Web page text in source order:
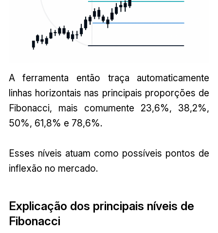
A ferramenta então traça automaticamente
linhas horizontais nas principais proporções de
Fibonacci, mais comumente 23,6%, 38,2%,
50%, 61,8% e 78,6%.
Esses níveis atuam como possíveis pontos de
inflexão no mercado.
Explicação dos principais níveis de
Fibonacci